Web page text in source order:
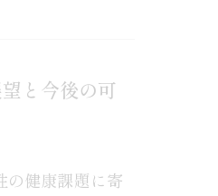
と今後の可
の健康課題に寄